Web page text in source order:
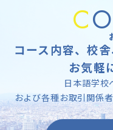
C
コース内容、校
お気軽
日本語学校
および各種お取引関係